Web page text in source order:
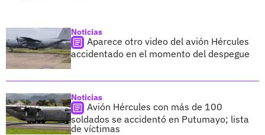
Noticias
Aparece otro video del avión Hércules
accidentado en el momento del despegue
Noticias
Avión Hércules con más de 100
soldados se accidentó en Putumayo; lista
de víctimas